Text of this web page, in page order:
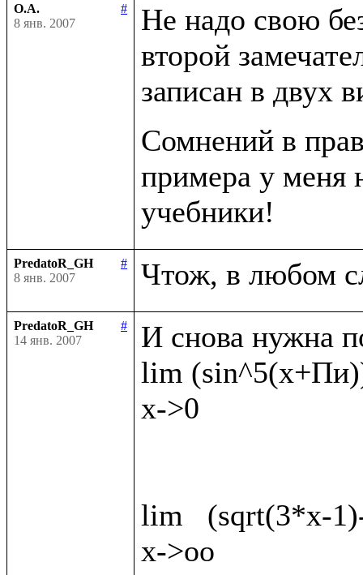
О.А.
#
8 янв. 2007
Не надо свою
второй
записан в двух
Сомнений в
примера у меня
PredatoR_GH
#
8 янв. 2007
PredatoR_GH
#
14 янв. 2007
И снова нужна
lim
x->0
lim   (sqrt(3*x-
x->oo